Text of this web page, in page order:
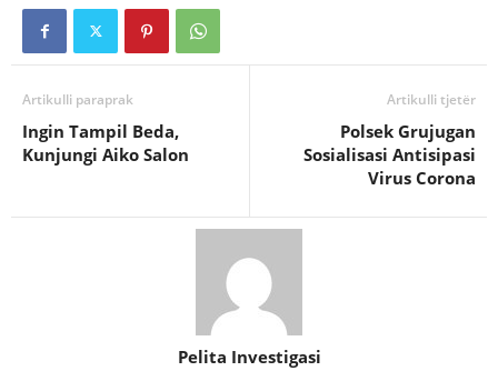
Artikulli paraprak
Ingin Tampil Beda,
Kunjungi Aiko Salon
Artikulli tjetër
Polsek Grujugan
Sosialisasi Antisipasi
Virus Corona
Pelita Investigasi